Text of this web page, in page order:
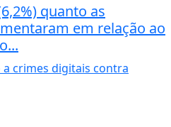
quanto as
em relação ao